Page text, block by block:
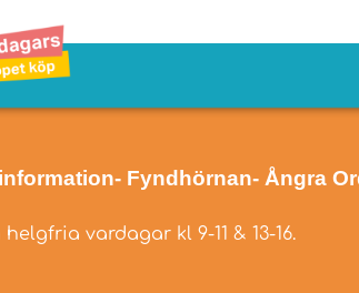
- Fyndhörnan- Ångra
vardagar kl 9-11 & 13-16.